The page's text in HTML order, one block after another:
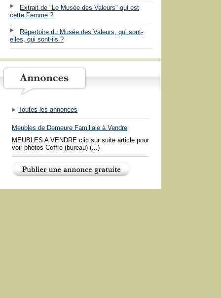
Extrait de "Le Musée des Valeurs" qui est
cette Femme ?
Répertoire du Musée des Valeurs, qui sont-
elles, qui sont-ils ?
Toutes les annonces
Meubles de Demeure Familiale à Vendre
MEUBLES A VENDRE clic sur suite article pour
voir photos Coffre (bureau) (...)